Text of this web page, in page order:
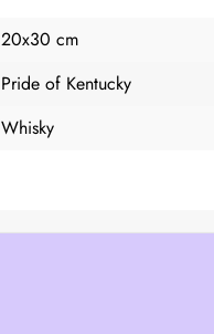
20x30 cm
Pride of Kentucky
Whisky